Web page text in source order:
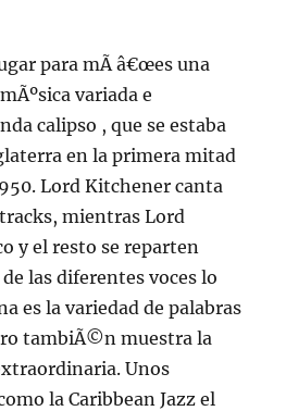
para mÃ­ â€œes una
variada e
calipso , que se estaba
en la primera mitad
Lord Kitchener canta
mientras Lord
y el resto se reparten
las diferentes voces lo
es la variedad de palabras
tambiÃ©n muestra la
Unos
la Caribbean Jazz el